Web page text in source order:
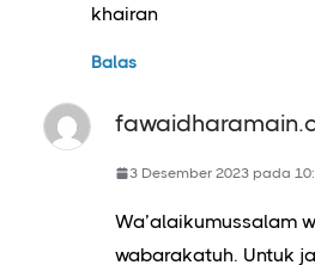
khairan
Balas
3 Desember 2023 pada
Wa’alaikumussalam
wabarakatuh. Untuk